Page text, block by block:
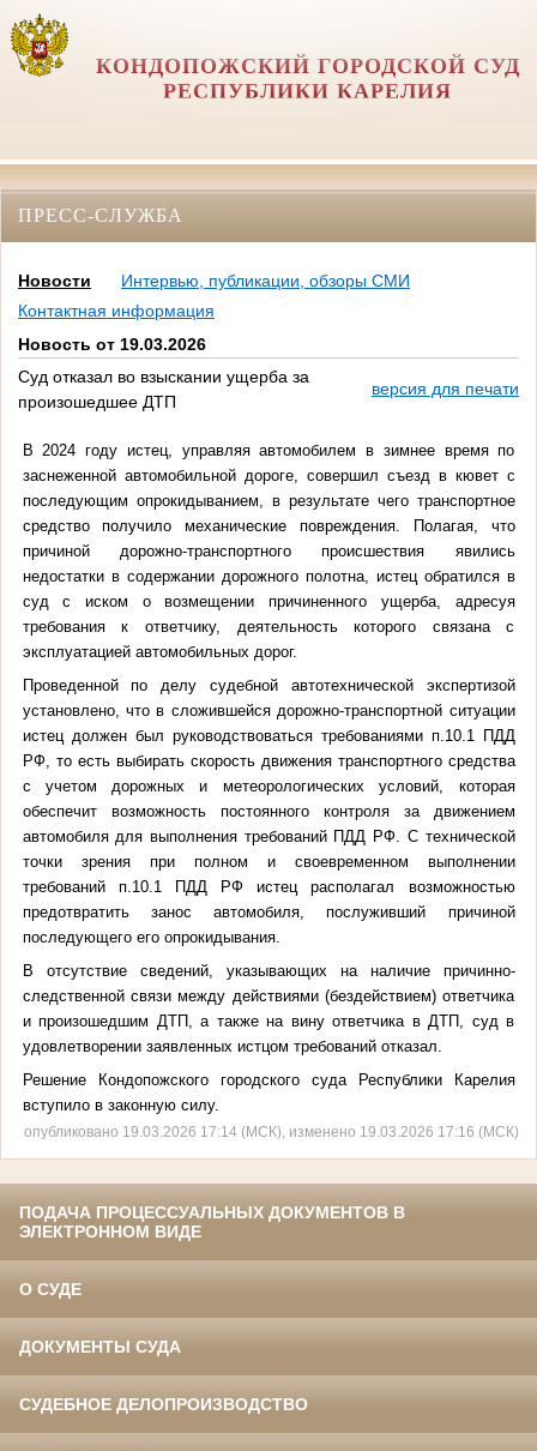
КОНДОПОЖСКИЙ ГОРОДСКОЙ СУД
РЕСПУБЛИКИ КАРЕЛИЯ
ПРЕСС-СЛУЖБА
Новости
Интервью, публикации, обзоры СМИ
Контактная информация
Новость от 19.03.2026
Суд отказал во взыскании ущерба за
произошедшее ДТП
версия для печати
В 2024 году истец, управляя автомобилем в зимнее время по
заснеженной автомобильной дороге, совершил съезд в кювет с
последующим опрокидыванием, в результате чего транспортное
средство получило механические повреждения. Полагая, что
причиной дорожно-транспортного происшествия явились
недостатки в содержании дорожного полотна, истец обратился в
суд с иском о возмещении причиненного ущерба, адресуя
требования к ответчику, деятельность которого связана с
эксплуатацией автомобильных дорог.
Проведенной по делу судебной автотехнической экспертизой
установлено, что в сложившейся дорожно-транспортной ситуации
истец должен был руководствоваться требованиями п.10.1 ПДД
РФ, то есть выбирать скорость движения транспортного средства
с учетом дорожных и метеорологических условий, которая
обеспечит возможность постоянного контроля за движением
автомобиля для выполнения требований ПДД РФ. С технической
точки зрения при полном и своевременном выполнении
требований п.10.1 ПДД РФ истец располагал возможностью
предотвратить занос автомобиля, послуживший причиной
последующего его опрокидывания.
В отсутствие сведений, указывающих на наличие причинно-
следственной связи между действиями (бездействием) ответчика
и произошедшим ДТП, а также на вину ответчика в ДТП, суд в
удовлетворении заявленных истцом требований отказал.
Решение Кондопожского городского суда Республики Карелия
вступило в законную силу.
опубликовано 19.03.2026 17:14 (МСК), изменено 19.03.2026 17:16 (МСК)
ПОДАЧА ПРОЦЕССУАЛЬНЫХ ДОКУМЕНТОВ В
ЭЛЕКТРОННОМ ВИДЕ
О СУДЕ
ДОКУМЕНТЫ СУДА
СУДЕБНОЕ ДЕЛОПРОИЗВОДСТВО